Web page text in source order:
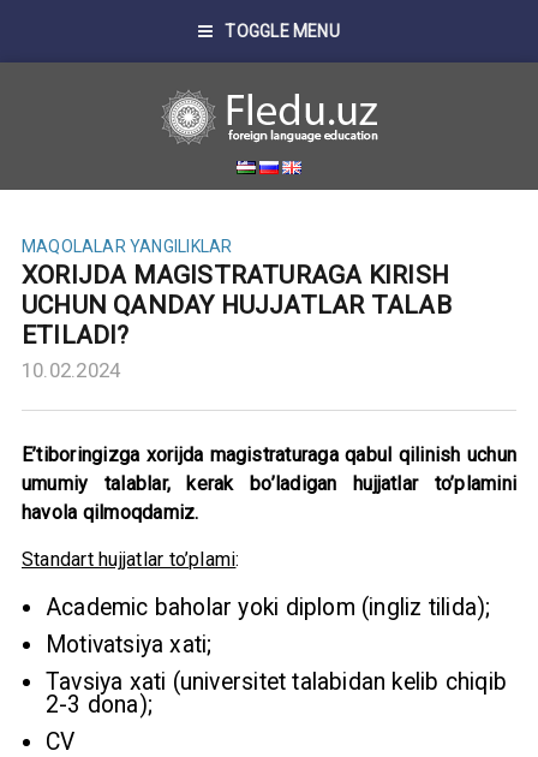
TOGGLE MENU
MAQOLALAR YANGILIKLAR
XORIJDA MAGISTRATURAGA KIRISH
UCHUN QANDAY HUJJATLAR TALAB
ETILADI?
10.02.2024
E’tiboringizga xorijda magistraturaga qabul qilinish uchun
umumiy talablar, kerak bo’ladigan hujjatlar to’plamini
havola qilmoqdamiz.
Standart hujjatlar to’plami:
Academic baholar yoki diplom (ingliz tilida);
Motivatsiya xati;
Tavsiya xati (universitet talabidan kelib chiqib
2-3 dona);
CV